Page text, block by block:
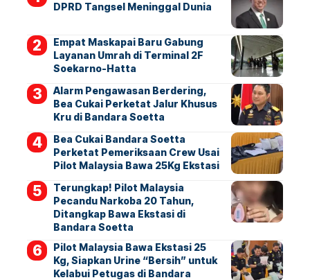
DPRD Tangsel Meninggal Dunia
Empat Maskapai Baru Gabung
Layanan Umrah di Terminal 2F
Soekarno-Hatta
Alarm Pengawasan Berdering,
Bea Cukai Perketat Jalur Khusus
Kru di Bandara Soetta
Bea Cukai Bandara Soetta
Perketat Pemeriksaan Crew Usai
Pilot Malaysia Bawa 25Kg Ekstasi
Terungkap! Pilot Malaysia
Pecandu Narkoba 20 Tahun,
Ditangkap Bawa Ekstasi di
Bandara Soetta
Pilot Malaysia Bawa Ekstasi 25
Kg, Siapkan Urine “Bersih” untuk
Kelabui Petugas di Bandara